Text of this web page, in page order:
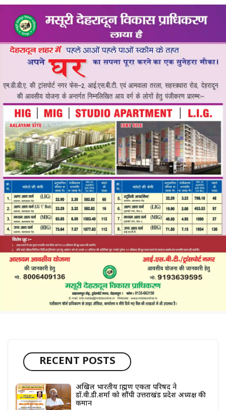
RECENT POSTS
अखिल भारतीय ब्राह्मण एकता परिषद ने
डॉ.वी.डी.शर्मा को सौंपी उत्तराखंड प्रदेश अध्यक्ष की
कमान